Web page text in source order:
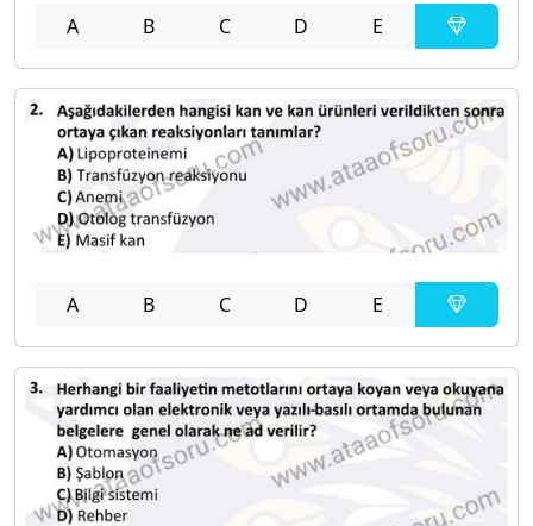
A B C D E
A B C D E